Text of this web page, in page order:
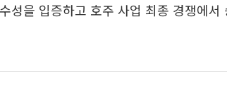
성을 입증하고 호주 사업 최종 경쟁에서